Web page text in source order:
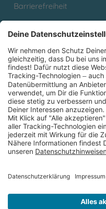
Barrierefreiheit
Partnerprogramm
Folge uns auf
* Versandkostenfrei ab
Deutschlands
** Lieferzeit 1-3
Thienemann-Esslinger Verlag